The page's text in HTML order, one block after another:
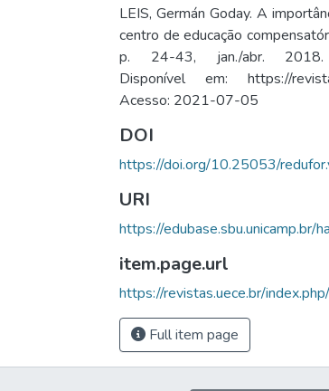
LEIS, Germán Goday. A
centro de educação
p. 24-43, jan./abr. 2018.
Disponível em: https://
Acesso: 2021-07-05
DOI
https://doi.org/10.25053/
URI
https://edubase.sbu.unicamp.br/
item.page.url
https://revistas.uece.br/
Full item page